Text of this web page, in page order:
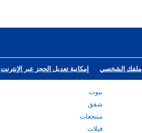
ملفك الشخصي إمكانية تعديل الحجز عبر الإنترنت
بيوت
شقق
منتجعات
فيلات